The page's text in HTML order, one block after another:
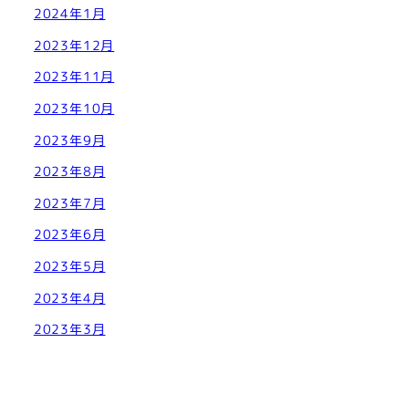
2024年1月
2023年12月
2023年11月
2023年10月
2023年9月
2023年8月
2023年7月
2023年6月
2023年5月
2023年4月
2023年3月